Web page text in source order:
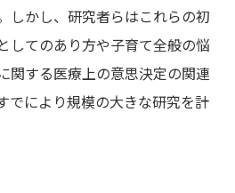
しかし、研究者らはこれらの初
してのあり方や子育て全般の悩
関する医療上の意思決定の関連
でにより規模の大きな研究を計